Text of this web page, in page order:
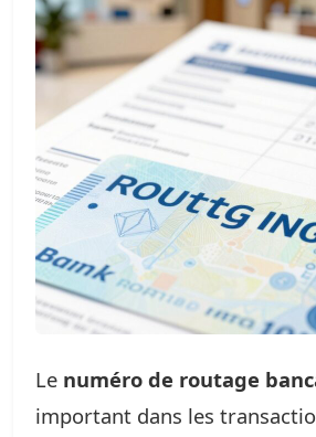
Le numéro de routage
important dans les